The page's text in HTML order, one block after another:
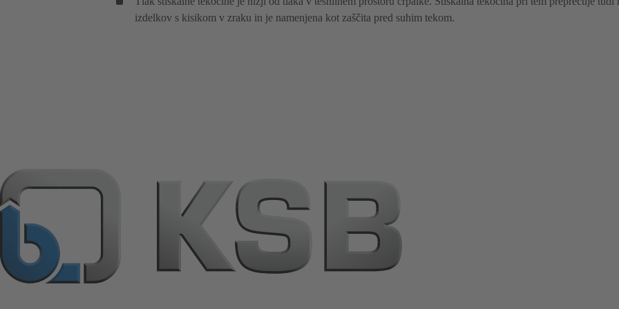
izdelkov s kisikom v zraku in je namenjena kot zaščita pred suhim tekom.